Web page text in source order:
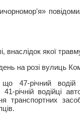
внаслідок якої
на розі вулиць
47-річний
річній водійці
транспортних